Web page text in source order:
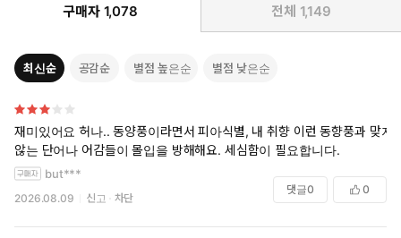
구매자 1,078 전체 1,149
최신순 공감순 별점 높은순 별점 낮은순
재미있어요 허나.. 동양풍이라면서 피아식별, 내 취향 이런 동향풍과 맞지
않는 단어나 어감들이 몰입을 방해해요. 세심함이 필요합니다.
but***
2026.08.09 신고 차단
댓글0 0